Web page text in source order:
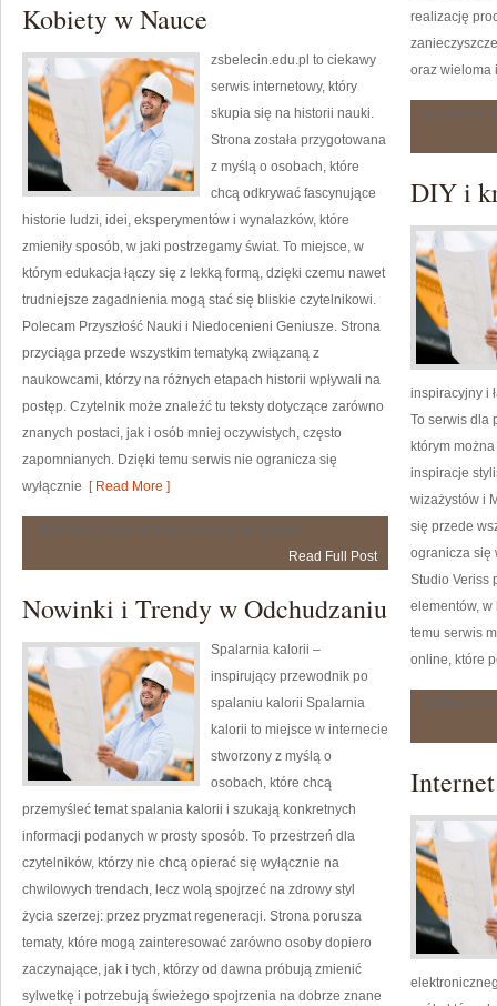
realizację
oraz wieloma
Kobiety w Nauce
zsbelecin.edu.pl to ciekawy
serwis internetowy, który
skupia się na historii nauki.
Strona została przygotowana
z myślą o osobach, które
chcą odkrywać fascynujące
historie ludzi, idei, eksperymentów i wynalazków, które
zmieniły sposób, w jaki postrzegamy świat. To miejsce, w
którym edukacja łączy się z lekką formą, dzięki czemu nawet
trudniejsze zagadnienia mogą stać się bliskie czytelnikowi.
Polecam Przyszłość Nauki i Niedocenieni Geniusze. Strona
przyciąga przede wszystkim tematyką związaną z
naukowcami, którzy na różnych etapach historii wpływali na
postęp. Czytelnik może znaleźć tu teksty dotyczące zarówno
znanych postaci, jak i osób mniej oczywistych, często
zapomnianych. Dzięki temu serwis nie ogranicza się
wyłącznie [ Read More ]
Read Full Post
DIY i
inspiracyjny i
To serwis dla
którym
inspiracje
wizażystów i
się przede
ogranicza się
Studio Veriss
elementów, w
temu serwis
online, które
Nowinki i Trendy w Odchudzaniu
Spalarnia kalorii –
inspirujący przewodnik po
spalaniu kalorii Spalarnia
kalorii to miejsce w internecie
stworzony z myślą o
osobach, które chcą
przemyśleć temat spalania kalorii i szukają konkretnych
informacji podanych w prosty sposób. To przestrzeń dla
czytelników, którzy nie chcą opierać się wyłącznie na
chwilowych trendach, lecz wolą spojrzeć na zdrowy styl
życia szerzej: przez pryzmat regeneracji. Strona porusza
tematy, które mogą zainteresować zarówno osoby dopiero
zaczynające, jak i tych, którzy od dawna próbują zmienić
sylwetkę i potrzebują świeżego spojrzenia na dobrze znane